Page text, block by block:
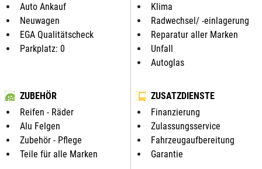
Auto Ankauf
Neuwagen
EGA Qualitätscheck
Parkplatz: 0
Klima
Radwechsel/ -einlagerung
Reparatur aller Marken
Unfall
Autoglas
ZUBEHÖR
Reifen - Räder
Alu Felgen
Zubehör - Pflege
Teile für alle Marken
ZUSATZDIENSTE
Finanzierung
Zulassungsservice
Fahrzeugaufbereitung
Garantie